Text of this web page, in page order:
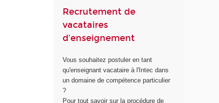
Recrutement de
vacataires
d'enseignement
Vous souhaitez postuler en tant
qu'enseignant vacataire à l'Intec dans
un domaine de compétence particulier
?
Pour tout savoir sur la procédure de